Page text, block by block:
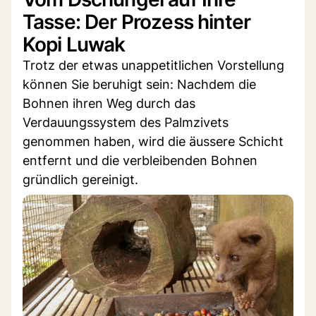
Tasse: Der Prozess hinter
Kopi Luwak
Trotz der etwas unappetitlichen Vorstellung
können Sie beruhigt sein: Nachdem die
Bohnen ihren Weg durch das
Verdauungssystem des Palmzivets
genommen haben, wird die äussere Schicht
entfernt und die verbleibenden Bohnen
gründlich gereinigt.